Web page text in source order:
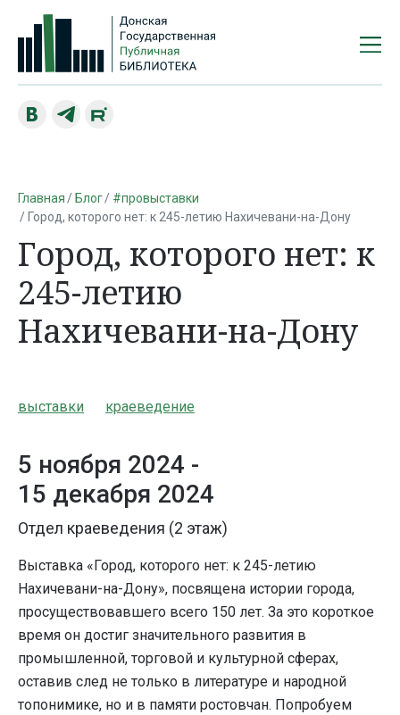
Главная Блог
#провыставки
Город, которого нет: к 245-летию Нахичевани-на-Дону
Город, которого нет: к
245-летию
Нахичевани-на-Дону
выставки краеведение
5 ноября 2024 -
15 декабря 2024
Отдел краеведения (2 этаж)
Выставка «Город, которого нет: к 245-летию
Нахичевани-на-Дону», посвящена истории города,
просуществовавшего всего 150 лет. За это короткое
время он достиг значительного развития в
промышленной, торговой и культурной сферах,
оставив след не только в литературе и народной
топонимике, но и в памяти ростовчан. Попробуем